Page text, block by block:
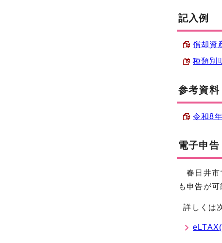
記入例
償却資
種類別
参考資料
令和8
電子申告
春日井市
も申告が可
詳しくは